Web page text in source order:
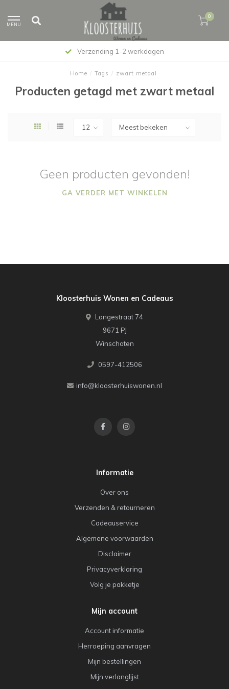
MENU
0
Verzending 1-2 werkdagen
Home / Tags / zwart metaal
Producten getagd met zwart metaal
Geen producten gevonden!
GA VERDER MET WINKELEN
Kloosterhuis Wonen en Cadeaus
Langestraat 74
9671 PJ
Winschoten
0597-412506
info@kloosterhuiswonen.nl
Informatie
Over ons
Verzenden & retourneren
Cadeauservice
Algemene voorwaarden
Disclaimer
Privacyverklaring
Volg je pakketje
Mijn account
Account informatie
Herroeping aanvragen
Mijn bestellingen
Mijn verlanglijst